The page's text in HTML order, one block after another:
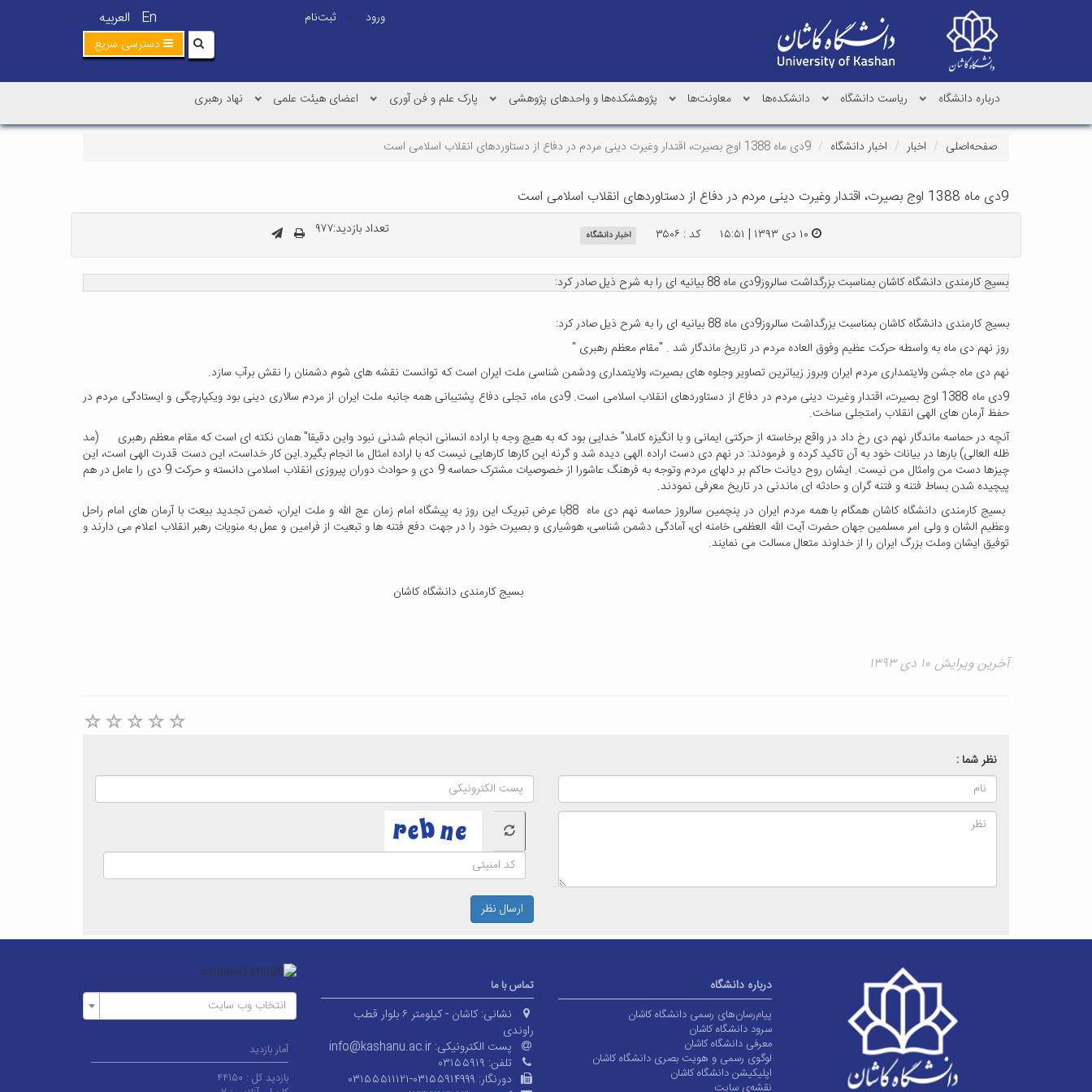
En العربیه ورود |
ثبت‌نام
دسترسی سریع
درباره دانشگاه ریاست دانشگاه دانشکده‌ها معاونت‌ها پژوهشکده‌ها و واحدهای پژوهشی پارک علم و فن آوری اعضای هیئت علمی نهاد رهبری
صفحه‌اصلی اخبار اخبار دانشگاه 9دی ماه 1388 اوج بصیرت، اقتدار وغیرت دینی مردم در دفاع از دستاوردهای انقلاب اسلامی است
9دی ماه 1388 اوج بصیرت، اقتدار وغیرت دینی مردم در دفاع از دستاوردهای انقلاب اسلامی است
کد : ۳۵۰۶ اخبار دانشگاه تعداد بازدید:۹۷۷
بسیج کارمندی دانشگاه کاشان بمناسبت بزرگداشت سالروز9دی ماه 88 بیانیه ای را به شرح ذیل صادر کرد:
بسیج کارمندی دانشگاه کاشان بمناسبت بزرگداشت سالروز9دی ماه 88 بیانیه ای را به شرح ذیل صادر کرد:
روز نهم دی ماه به واسطه حرکت عظیم وفوق العاده مردم در تاریخ ماندگار شد . "مقام معظم رهبری "
نهم دی ماه جشن ولایتمداری مردم ایران وبروز زیباترین تصاویر وجلوه های بصیرت، ولایتمداری ودشمن شناسی ملت ایران است که توانست نقشه های شوم دشمنان را نقش برآب سازد.
9دی ماه 1388 اوج بصیرت، اقتدار وغیرت دینی مردم در دفاع از دستاوردهای انقلاب اسلامی است. 9دی ماه، تجلی دفاع پشتیبانی همه جانبه ملت ایران از مردم سالاری دینی بود ویکپارچگی و ایستادگی مردم در
حفظ آرمان های الهی انقلاب رامتجلی ساخت.
آنچه در حماسه ماندگار نهم دی رخ داد در واقع برخاسته از حرکتی ایمانی و با انگیزه کاملا" خدایی بود که به هیچ وجه با اراده انسانی انجام شدنی نبود واین دقیقا" همان نکته ای است که مقام معظم رهبری
(مد
ظله العالی) بارها در بیانات خود به آن تاکید کرده و فرمودند: در نهم دی دست اراده الهی دیده شد و گرنه این کارها کارهایی نیست که با اراده امثال ما انجام بگیرد.این کار خداست، این دست قدرت الهی است، این
چیزها دست من وامثال من نیست. ایشان روح دیانت حاکم بر دلهای مردم وتوجه به فرهنگ عاشورا از خصوصیات مشترک حماسه 9 دی و حوادث دوران پیروزی انقلاب اسلامی دانسته و حرکت 9 دی را عامل در هم
پیچیده شدن بساط فتنه و فتنه گران و حادثه ای ماندنی در تاریخ معرفی نمودند.
بسیج کارمندی دانشگاه کاشان همگام با همه مردم ایران در پنچمین سالروز حماسه نهم دی ماه 88با عرض تبریک این روز به پیشگاه امام زمان عج الله و ملت ایران، ضمن تجدید بیعت با آرمان های امام راحل
وعظیم الشان و ولی امر مسلمین جهان حضرت آیت الله العظمی خامنه ای، آمادگی دشمن شناسی، هوشیاری و بصیرت خود را در جهت دفع فتنه ها و تبعیت از فرامین و عمل به منویات رهبر انقلاب اعلام می دارند و
توفیق ایشان وملت بزرگ ایران را از خداوند متعال مسالت می نمایند.
بسیج کارمندی دانشگاه کاشان
آخرین ویرایش ۱۰ دی ۱۳۹۳
نظر شما :
ارسال نظر
درباره دانشگاه
پیام‌رسان‌های رسمی دانشگاه کاشان
سرود دانشگاه کاشان
معرفی دانشگاه کاشان
لوگوی رسمی و هویت بصری دانشگاه کاشان
اپلیکیشن دانشگاه کاشان
نقشه‌ی سایت
تماس با ما
نشانی:
کاشان - کیلومتر ۶ بلوار قطب
راوندی
پست الکترونیکی: info@kashanu.ac.ir
تلفن: ۰۳۱۵۵۹۱۹
دورنگار: ۰۳۱۵۵۵۱۱۱۲۱-۰۳۱۵۵۹۱۴۹۹۹
انتخاب وب سایت
آمار بازدید
بازدید کل : ۴۴۱۵۰